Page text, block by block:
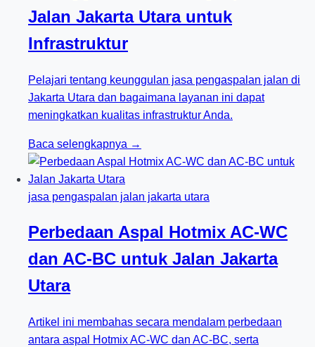
Jalan Jakarta Utara untuk
Infrastruktur
Pelajari tentang keunggulan jasa pengaspalan jalan di
Jakarta Utara dan bagaimana layanan ini dapat
meningkatkan kualitas infrastruktur Anda.
Baca selengkapnya →
jasa pengaspalan jalan jakarta utara
Perbedaan Aspal Hotmix AC-WC
dan AC-BC untuk Jalan Jakarta
Utara
Artikel ini membahas secara mendalam perbedaan
antara aspal Hotmix AC-WC dan AC-BC, serta